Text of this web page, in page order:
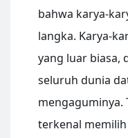
bahwa karya-
langka. Karya-
yang luar biasa,
seluruh dunia
mengaguminya.
terkenal